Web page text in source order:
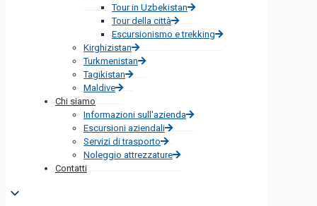
Tour in Uzbekistan
Tour della città
Escursionismo e trekking
Kirghizistan
Turkmenistan
Tagikistan
Maldive
Chi siamo
Informazioni sull'azienda
Escursioni aziendali
Servizi di trasporto
Noleggio attrezzature
Contatti